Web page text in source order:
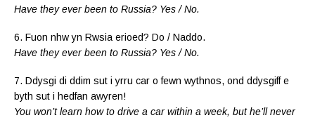
Have they ever been to Russia? Yes / No.
6. Fuon nhw yn Rwsia erioed? Do / Naddo.
Have they ever been to Russia? Yes / No.
7. Ddysgi di ddim sut i yrru car o fewn wythnos, ond ddysgiff e
byth sut i hedfan awyren!
You won’t learn how to drive a car within a week, but he’ll never